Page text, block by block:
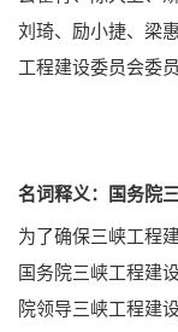
刘琦、励小捷、梁
工程建设委员会委员
名词释义：国务院
为了确保三峡工程
国务院三峡工程建
院领导三峡工程建